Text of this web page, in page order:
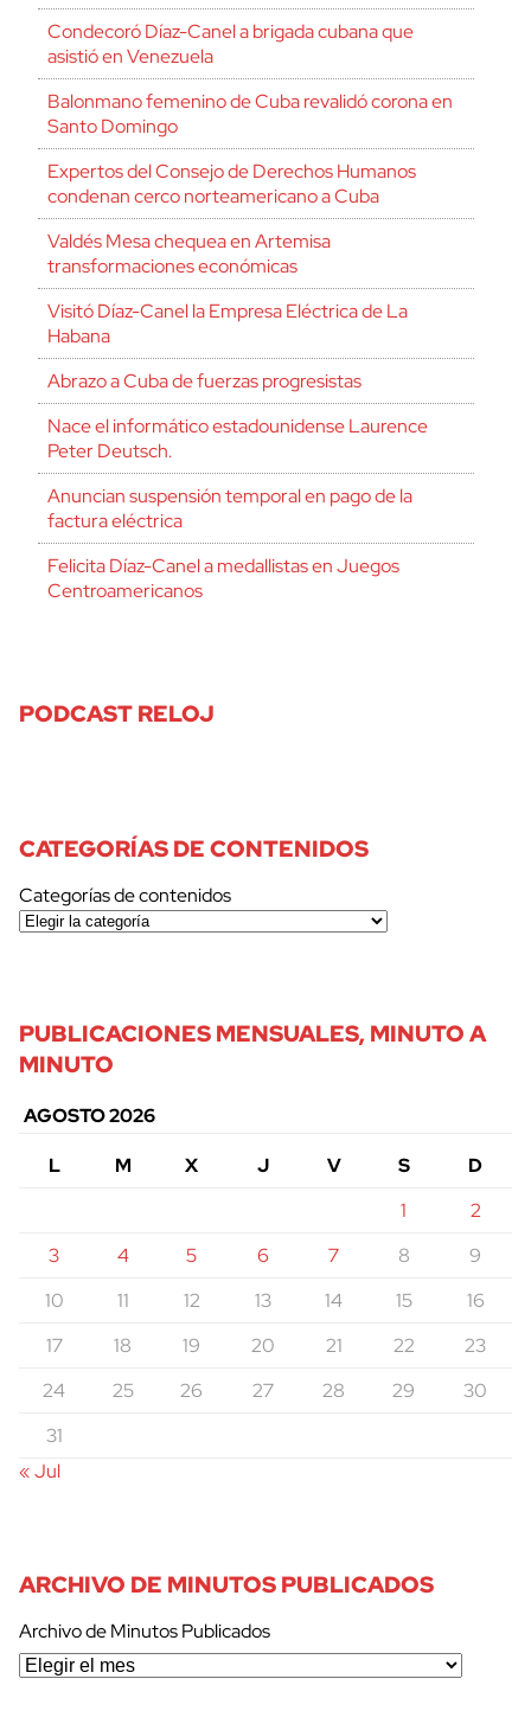
Condecoró Díaz-Canel a brigada cubana que
asistió en Venezuela
Balonmano femenino de Cuba revalidó corona en
Santo Domingo
Expertos del Consejo de Derechos Humanos
condenan cerco norteamericano a Cuba
Valdés Mesa chequea en Artemisa
transformaciones económicas
Visitó Díaz-Canel la Empresa Eléctrica de La
Habana
Abrazo a Cuba de fuerzas progresistas
Nace el informático estadounidense Laurence
Peter Deutsch.
Anuncian suspensión temporal en pago de la
factura eléctrica
Felicita Díaz-Canel a medallistas en Juegos
Centroamericanos
PODCAST RELOJ
CATEGORÍAS DE CONTENIDOS
Categorías de contenidos
PUBLICACIONES MENSUALES, MINUTO A
MINUTO
AGOSTO 2026
L
M X J V S
D
1
2
3
4 5 6 7 8
9
10
11 12 13 14 15
16
17
18 19 20 21 22
23
24
25 26 27 28 29
30
31
« Jul
ARCHIVO DE MINUTOS PUBLICADOS
Archivo de Minutos Publicados